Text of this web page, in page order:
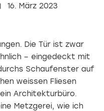
16. März 2023
Die Tür ist zwar
– eingedeckt mit
Schaufenster auf
weissen Fliesen
Architekturbüro.
Metzgerei, wie ich